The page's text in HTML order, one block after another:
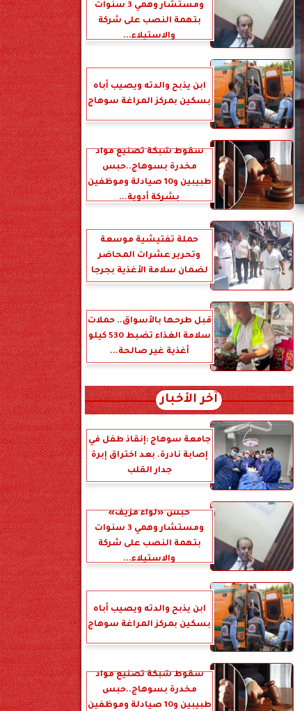
ومستشار وهمي 3 سنوات
بتهمة النصب على شركة
والاستيلاء...
ابن يذبح والدته ويصيب أباه
بسكين بمركز المراغة سوهاج
سقوط شبكة تصنيع مواد
مخدرة بسوهاج..حبس
طبيبين و10 صيادلة وموظفين
بشركة أدوية...
حملة تفتيشية موسعة
وتحرير عشرات المحاضر
لضمان سلامة الأغذية بجرجا
قبل طرحها بالأسواق.. حملات
سلامة الغذاء تضبط 530 كيلو
أغذية غير صالحة...
آخر الأخبار
جامعة سوهاج :إنقاذ طفل في
إصابة نادرة. بعد اختراق إبرة
جدار القلب
حبس «لواء مزيف»
ومستشار وهمي 3 سنوات
بتهمة النصب على شركة
والاستيلاء...
ابن يذبح والدته ويصيب أباه
بسكين بمركز المراغة سوهاج
سقوط شبكة تصنيع مواد
مخدرة بسوهاج..حبس
طبيبين و10 صيادلة وموظفين